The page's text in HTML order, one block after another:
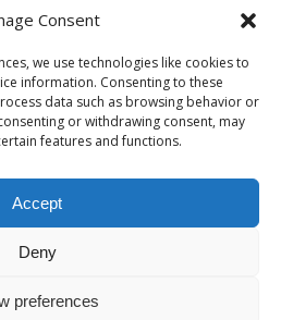
Consent
we use technologies like cookies to
information. Consenting to these
data such as browsing behavior or
or withdrawing consent, may
features and functions.
Accept
Deny
preferences
Polskiego 88
Strzegom
669 609
kamieniarstwo.pl
Żak
Żak. Zbudowano przy użyciu